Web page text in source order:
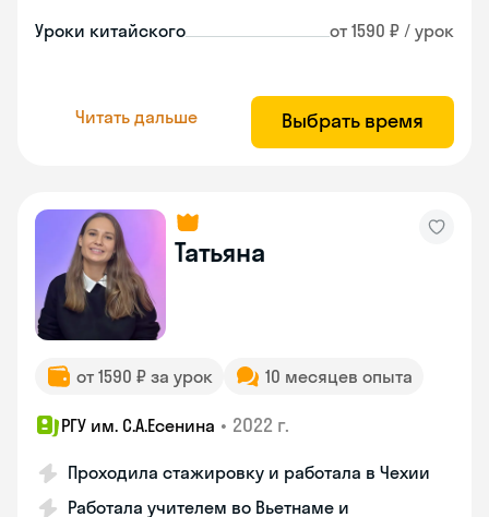
Уроки китайского от 1590 ₽ / урок
Читать дальше Выбрать время
Татьяна
от 1590 ₽ за урок 10 месяцев опыта
РГУ им. С.А.Есенина • 2022 г.
Проходила стажировку и работала в Чехии
Работала учителем во Вьетнаме и